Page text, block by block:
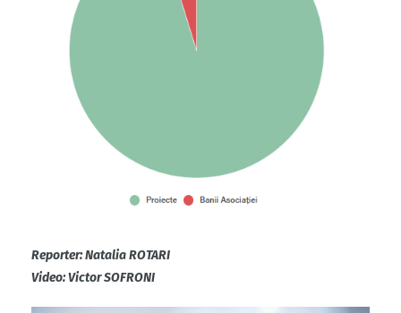
Reporter: Natalia ROTARI
Video: Victor SOFRONI